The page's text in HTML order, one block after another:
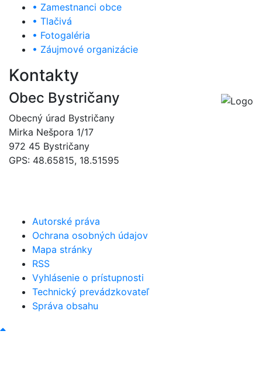
• Zamestnanci obce
• Tlačivá
• Fotogaléria
• Záujmové organizácie
Kontakty
Obec Bystričany
Obecný úrad Bystričany
Mirka Nešpora 1/17
972 45 Bystričany
GPS: 48.65815, 18.51595
Autorské práva
Ochrana osobných údajov
Mapa stránky
RSS
Vyhlásenie o prístupnosti
Technický prevádzkovateľ
Správa obsahu